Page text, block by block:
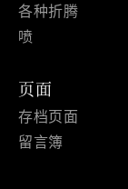
各种折腾
喷
页面
存档页面
留言簿